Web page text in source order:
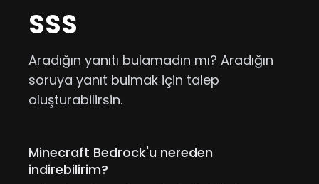
SSS
Aradığın yanıtı bulamadın mı? Aradığın
soruya yanıt bulmak için talep
oluşturabilirsin.
Minecraft Bedrock'u nereden
indirebilirim?